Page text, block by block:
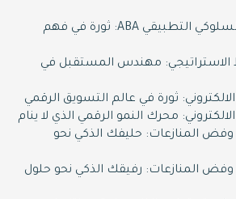
خبير التحليل السلوكي التطبيقي ABA: ثورة في فهم
الاستراتيجي: مهندس المستقبل في
ثورة في عالم التسويق الرقمي
محرك النمو الرقمي الذي لا ينام
وفض المنازعات: حليفك الذكي نحو
وفض المنازعات: رفيقك الذكي نحو حلول